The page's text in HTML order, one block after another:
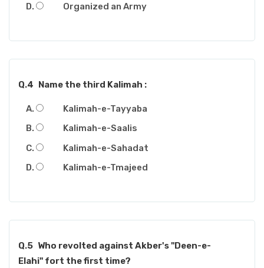
Organized an Army
Q.4 Name the third Kalimah :
Kalimah-e-Tayyaba
Kalimah-e-Saalis
Kalimah-e-Sahadat
Kalimah-e-Tmajeed
Q.5 Who revolted against Akber's "Deen-e-
Elahi" fort the first time?